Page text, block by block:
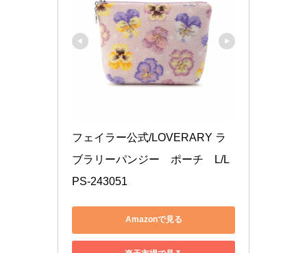
フェイラー公式/LOVERARY ラ
ブラリーパンジー　ポーチ　L/L
PS-243051
Amazonで見る